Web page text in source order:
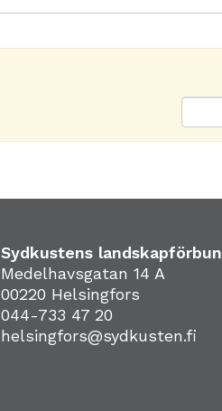
Sydkustens
Medelhavsgatan 14 A
00220 Helsingfors
044-733 47 20
helsingfors@sydkusten.fi